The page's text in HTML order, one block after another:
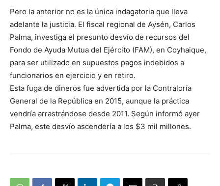
Pero la anterior no es la única indagatoria que lleva
adelante la justicia. El fiscal regional de Aysén, Carlos
Palma, investiga el presunto desvío de recursos del
Fondo de Ayuda Mutua del Ejército (FAM), en Coyhaique,
para ser utilizado en supuestos pagos indebidos a
funcionarios en ejercicio y en retiro.
Esta fuga de dineros fue advertida por la Contraloría
General de la República en 2015, aunque la práctica
vendría arrastrándose desde 2011. Según informó ayer
Palma, este desvío ascendería a los $3 mil millones.